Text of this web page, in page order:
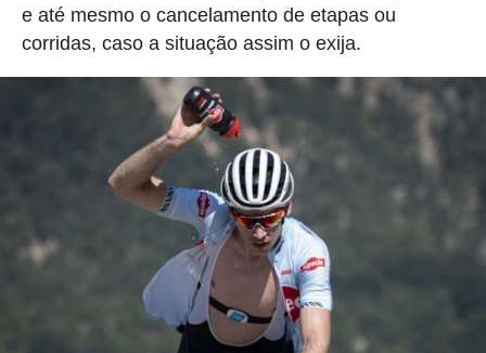
e até mesmo o cancelamento de etapas ou
corridas, caso a situação assim o exija.